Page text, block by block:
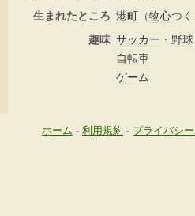
生まれたところ 港町 （物心つ
趣味 サッカー ・ 野球
自転車
ゲーム
ホーム - 利用規約 - プライバシ